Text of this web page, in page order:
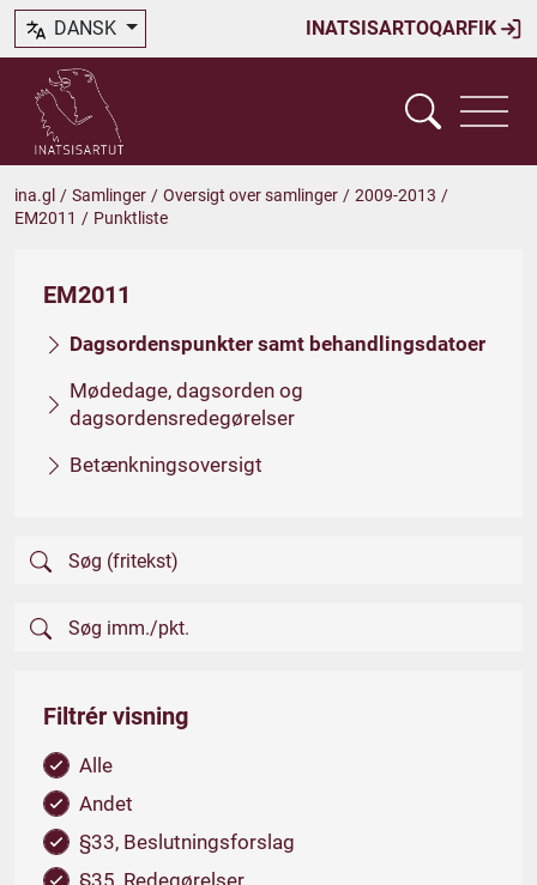
INATSISARTOQARFIK
DANSK
ina.gl / Samlinger / Oversigt over samlinger / 2009-2013 /
EM2011 / Punktliste
EM2011
Dagsordenspunkter samt behandlingsdatoer
Mødedage, dagsorden og
dagsordensredegørelser
Betænkningsoversigt
Filtrér visning
Alle
Andet
§33, Beslutningsforslag
§35, Redegørelser